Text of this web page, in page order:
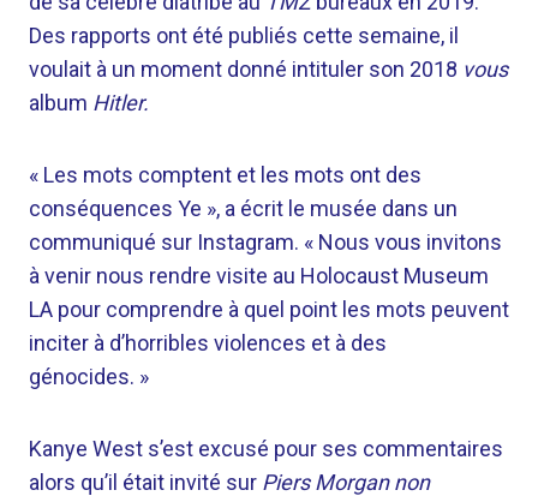
Des rapports ont été publiés cette semaine, il
voulait à un moment donné intituler son 2018 vous
album Hitler.
« Les mots comptent et les mots ont des
conséquences Ye », a écrit le musée dans un
communiqué sur Instagram. « Nous vous invitons
à venir nous rendre visite au Holocaust Museum
LA pour comprendre à quel point les mots peuvent
inciter à d’horribles violences et à des
génocides. »
Kanye West s’est excusé pour ses commentaires
alors qu’il était invité sur Piers Morgan non